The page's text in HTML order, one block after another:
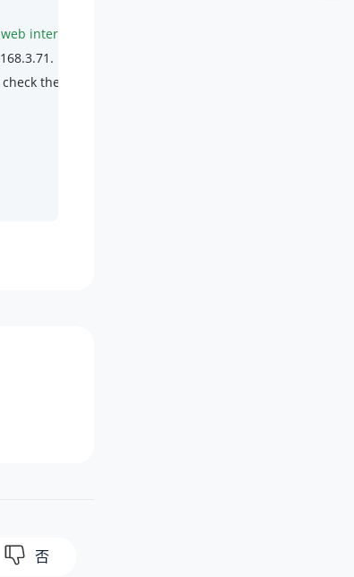
.3.71 .
check the system security as soon as possible.
否